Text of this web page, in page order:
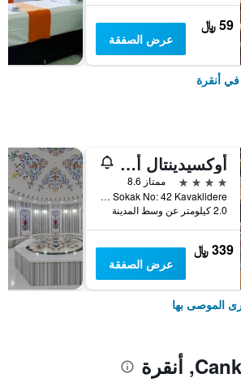
59 ﷼
عرض الصفقة
أنقرة
أوكسيدينتال أنقرة
4 نجوم
ممتاز 8.6
Guniz Sokak No: 42 Kavaklidere, أنقرة, تركيا
2.0 كيلومتر عن وسط المدينة
339 ﷼
عرض الصفقة
الموصى بها